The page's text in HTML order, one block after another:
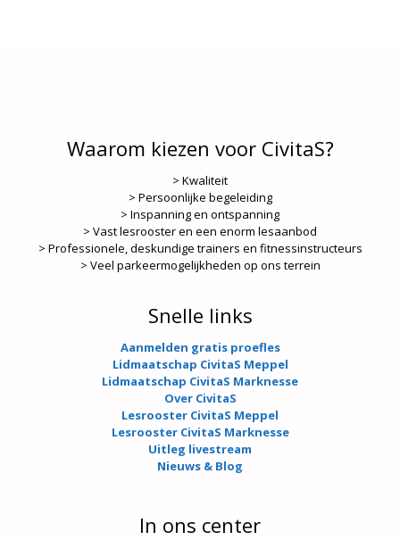
Waarom kiezen voor CivitaS?
> Kwaliteit
> Persoonlijke begeleiding
> Inspanning en ontspanning
> Vast lesrooster en een enorm lesaanbod
> Professionele, deskundige trainers en fitnessinstructeurs
> Veel parkeermogelijkheden op ons terrein
Snelle links
Aanmelden gratis proefles
Lidmaatschap CivitaS Meppel
Lidmaatschap CivitaS Marknesse
Over CivitaS
Lesrooster CivitaS Meppel
Lesrooster CivitaS Marknesse
Uitleg livestream
Nieuws & Blog
In ons center